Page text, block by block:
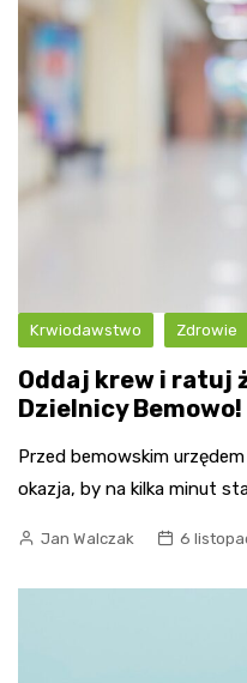
Krwiodawstwo Zdrowie
Oddaj krew i ratuj
Dzielnicy Bemowo!
Przed bemowskim
okazja, by na kilka minut
Jan Walczak 6